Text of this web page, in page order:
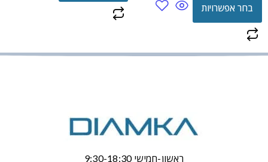
בחר אפשרויות
ראשון-חמישי 9:30-18:30